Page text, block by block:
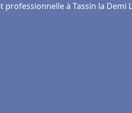
à Tassin la Demi